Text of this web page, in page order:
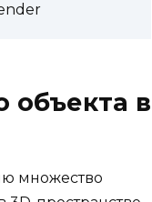
объекта в
множество